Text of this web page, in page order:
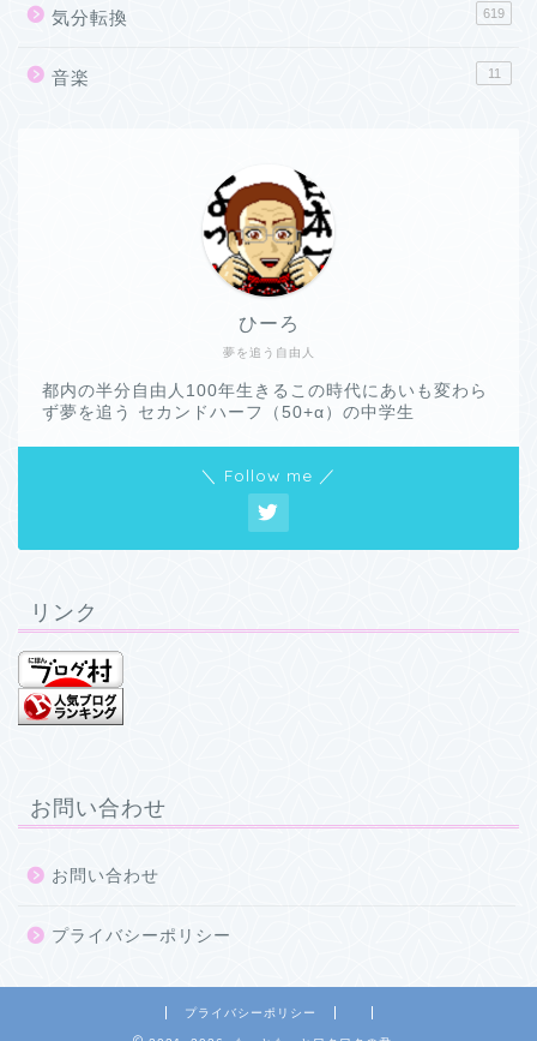
気分転換 619
音楽 11
夢を追う自由人
ひーろ
都内の半分自由人100年生きるこの時代にあいも変わら
ず夢を追う セカンドハーフ（50+α）の中学生
＼ Follow me ／
リンク
お問い合わせ
お問い合わせ
プライバシーポリシー
プライバシーポリシー